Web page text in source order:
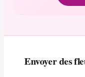
Envoyer des